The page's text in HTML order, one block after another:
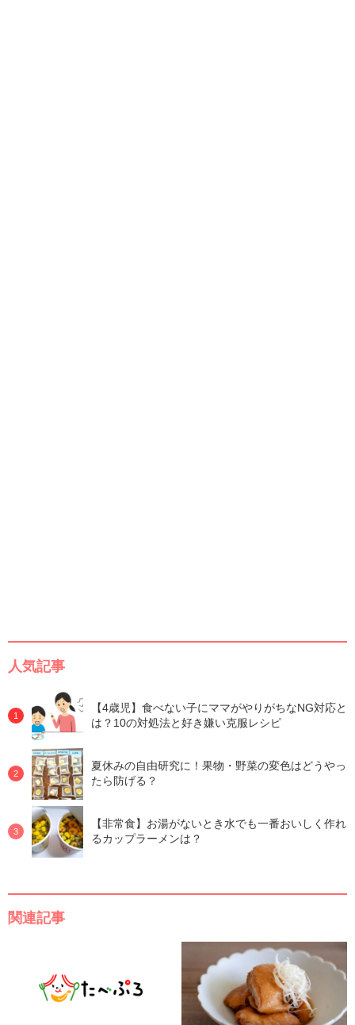
人気記事
【4歳児】食べない子にママがやりがちなNG対応と
は？10の対処法と好き嫌い克服レシピ
夏休みの自由研究に！果物・野菜の変色はどうやっ
たら防げる？
【非常食】お湯がないとき水でも一番おいしく作れ
るカップラーメンは？
関連記事